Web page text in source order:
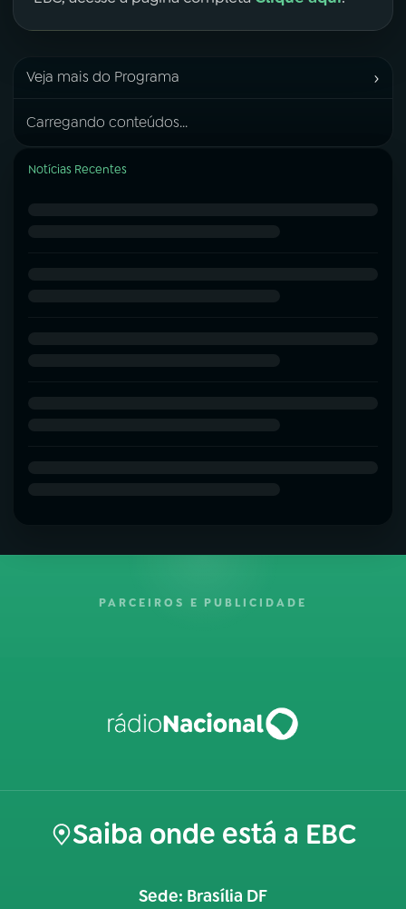
Veja mais do Programa ›
Carregando conteúdos...
Notícias Recentes
PARCEIROS E PUBLICIDADE
Saiba onde está a EBC
Sede: Brasília DF